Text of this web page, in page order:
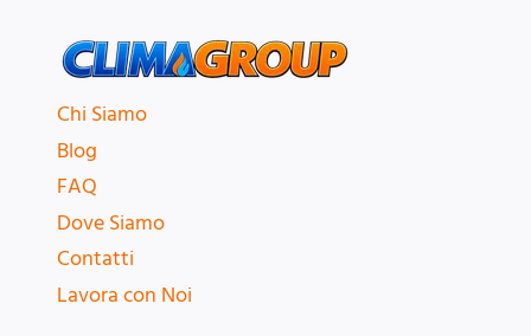
Chi Siamo
Blog
FAQ
Dove Siamo
Contatti
Lavora con Noi